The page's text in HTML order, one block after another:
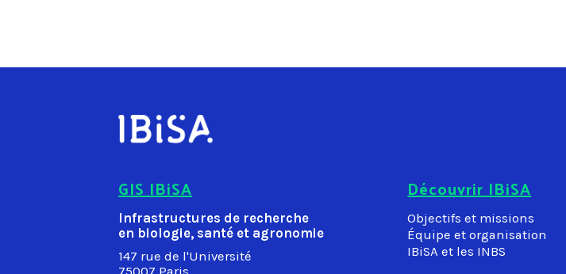
GIS IBiSA
Infrastructures de recherche
en biologie, santé et agronomie
147 rue de l'Université
Découvrir IBiSA
Objectifs et missions
Équipe et organisation
IBiSA et les INBS